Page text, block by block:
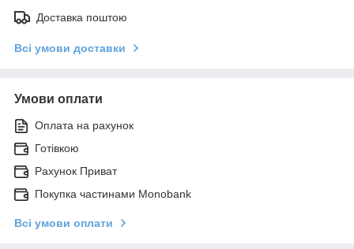
Доставка поштою
Всі умови доставки
Умови оплати
Оплата на рахунок
Готівкою
Рахунок Приват
Покупка частинами Monobank
Всі умови оплати